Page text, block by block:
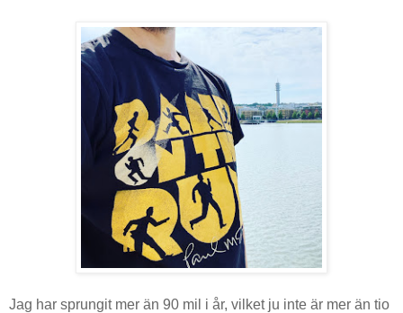
Jag har sprungit mer än 90 mil i år, vilket ju inte är mer än tio